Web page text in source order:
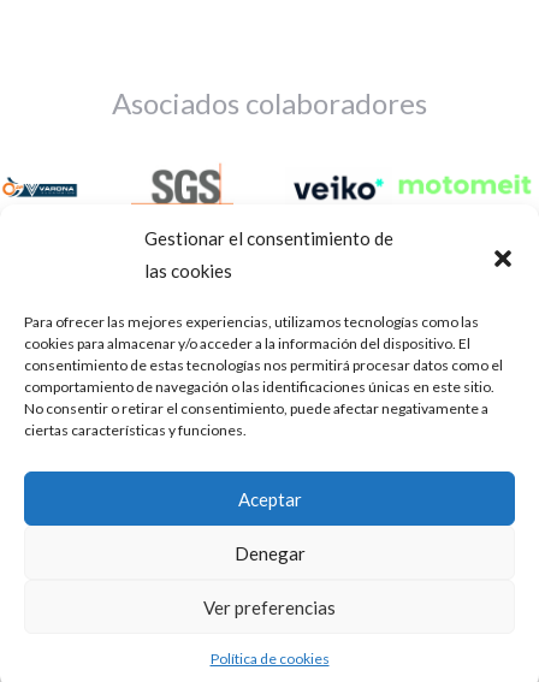
Gestionar el consentimiento de
las cookies
Para ofrecer las mejores experiencias, utilizamos tecnologías como las
cookies para almacenar y/o acceder a la información del dispositivo. El
consentimiento de estas tecnologías nos permitirá procesar datos como el
comportamiento de navegación o las identificaciones únicas en este sitio.
No consentir o retirar el consentimiento, puede afectar negativamente a
ciertas características y funciones.
Aceptar
Denegar
Ver preferencias
Política de cookies
Asociados colaboradores
Aviso Legal Política de privacidad Portal de transparencia
ASOCIACIÓN DE TALLERES DE REPARACIÓN DE
AUTOMÓVILES • CIF: G14023832
Mediación, Arbitraje y Conciliación, de la Consejería de Empleo
Puedes aprender más sobre qué cookies utilizamos o